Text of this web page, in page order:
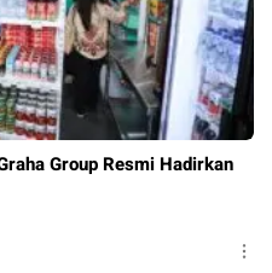
Group Resmi Hadirkan